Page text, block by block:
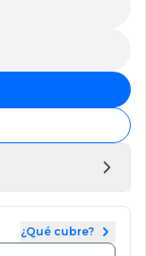
¿Qué cubre?